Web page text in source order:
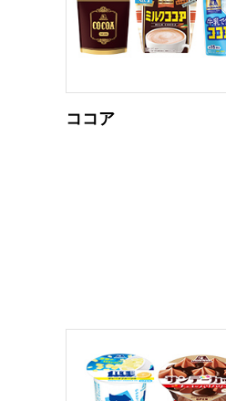
ココア